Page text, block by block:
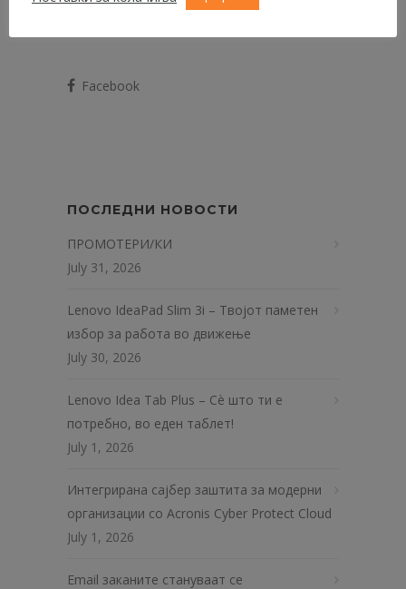
Facebook
ПОСЛЕДНИ НОВОСТИ
ПРОМОТЕРИ/КИ
July 31, 2026
Lenovo IdeaPad Slim 3i – Твојот паметен
избор за работа во движење
July 30, 2026
Lenovo Idea Tab Plus – Сè што ти е
потребно, во еден таблет!
July 1, 2026
Интегрирана сајбер заштита за модерни
организации со Acronis Cyber Protect Cloud
July 1, 2026
Email заканите стануваат се